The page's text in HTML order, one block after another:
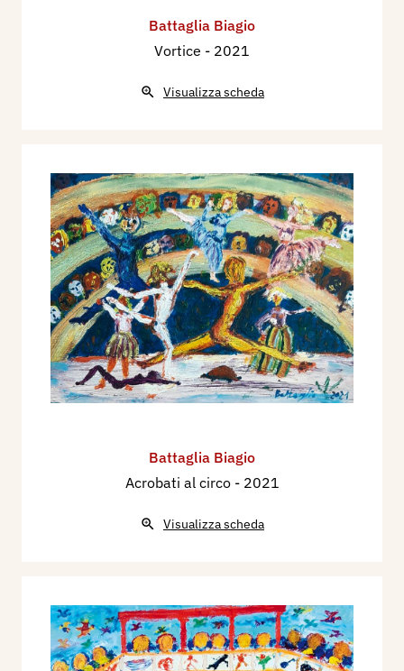
Battaglia Biagio
Vortice - 2021
Visualizza scheda
Battaglia Biagio
Acrobati al circo - 2021
Visualizza scheda